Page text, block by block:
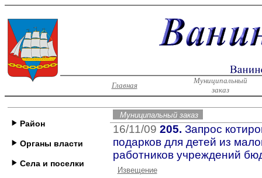
Главная
Муниципальный
заказ
Район
Органы власти
Села и поселки
Муниципальный заказ
16/11/09 205. Запрос
подарков для детей из
работников учреждений
Извещение